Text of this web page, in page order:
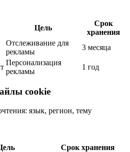
Цель
Срок
хранения
Отслеживание для
рекламы
3 месяца
Персонализация
рекламы
1 год
cookie
язык, регион, тему
Срок хранения